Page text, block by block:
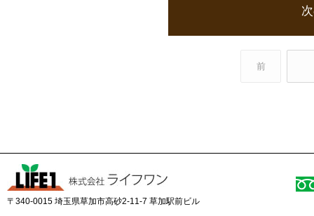
前
〒340-0015 埼玉県草加市高砂2-11-7 草加駅前ビル